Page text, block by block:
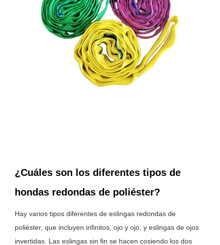
¿Cuáles son los diferentes tipos de
hondas redondas de poliéster?
Hay varios tipos diferentes de eslingas redondas de
poliéster, que incluyen infinitos, ojo y ojo, y eslingas de ojos
invertidas. Las eslingas sin fin se hacen cosiendo los dos